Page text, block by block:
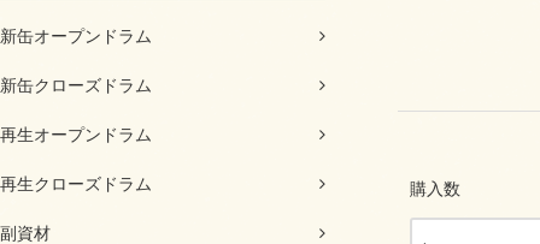
新缶オープンドラム
新缶クローズドラム
再生オープンドラム
再生クローズドラム
副資材
購入数